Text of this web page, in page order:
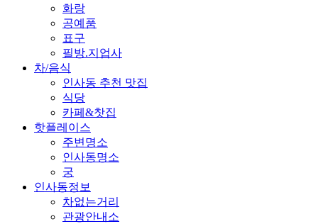
화랑
공예품
표구
필방.지업사
차/음식
인사동 추천 맛집
식당
카페&찻집
핫플레이스
주변명소
인사동명소
궁
인사동정보
차없는거리
관광안내소